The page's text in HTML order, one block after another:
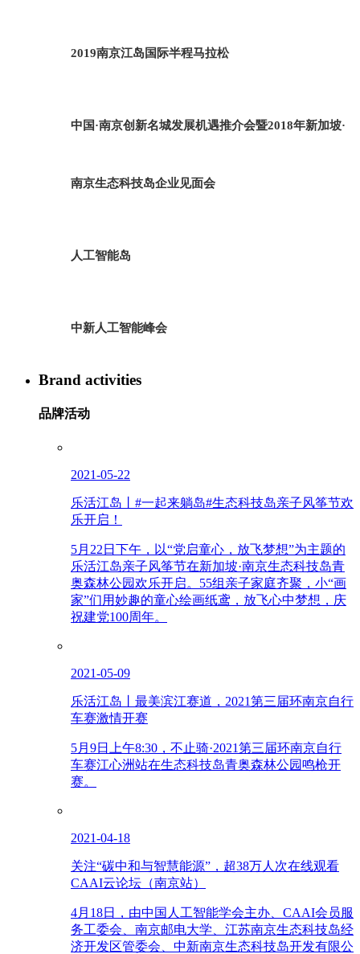
2019南京江岛国际半程马拉松
中国·南京创新名城发展机遇推介会暨2018年新加坡·
南京生态科技岛企业见面会
人工智能岛
中新人工智能峰会
Brand activities
品牌活动
2021-05-22
乐活江岛丨#一起来躺岛#生态科技岛亲子风筝节欢
乐开启！
5月22日下午，以“党启童心，放飞梦想”为主题的
乐活江岛亲子风筝节在新加坡·南京生态科技岛青
奥森林公园欢乐开启。55组亲子家庭齐聚，小“画
家”们用妙趣的童心绘画纸鸢，放飞心中梦想，庆
祝建党100周年。
2021-05-09
乐活江岛丨最美滨江赛道，2021第三届环南京自行
车赛激情开赛
5月9日上午8:30，不止骑·2021第三届环南京自行
车赛江心洲站在生态科技岛青奥森林公园鸣枪开
赛。
2021-04-18
关注“碳中和与智慧能源”，超38万人次在线观看
CAAI云论坛（南京站）
4月18日，由中国人工智能学会主办、CAAI会员服
务工委会、南京邮电大学、江苏南京生态科技岛经
济开发区管委会、中新南京生态科技岛开发有限公